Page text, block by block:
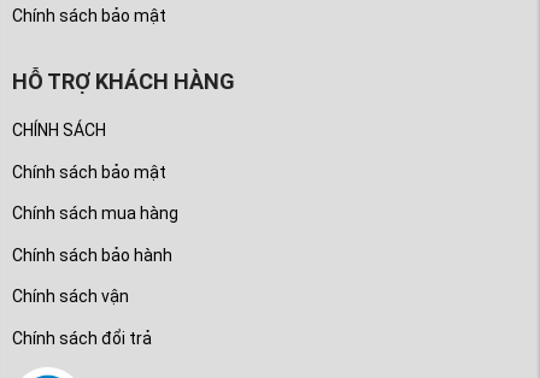
Chính sách bảo mật
HỖ TRỢ KHÁCH HÀNG
CHÍNH SÁCH
Chính sách bảo mật
Chính sách mua hàng
Chính sách bảo hành
Chính sách vận
Chính sách đổi trả